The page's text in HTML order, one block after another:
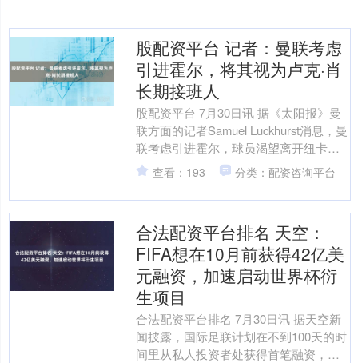
股配资平台 记者：曼联考虑
引进霍尔，将其视为卢克·肖
长期接班人
股配资平台 7月30日讯 据《太阳报》曼
联方面的记者Samuel Luckhurst消息，曼
联考虑引进霍尔，球员渴望离开纽卡。
鉴于纽卡目前的混乱局面，曼联正在....
查看：193 分类：配资咨询平台
合法配资平台排名 天空：
FIFA想在10月前获得42亿美
元融资，加速启动世界杯衍
生项目
合法配资平台排名 7月30日讯 据天空新
闻披露，国际足联计划在不到100天的时
间里从私人投资者处获得首笔融资，加